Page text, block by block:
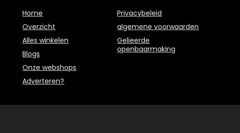
Home
Overzicht
Alles winkelen
Blogs
Onze webshops
Adverteren?
Privacybeleid
algemene voorwaarden
Gelieerde
openbaarmaking